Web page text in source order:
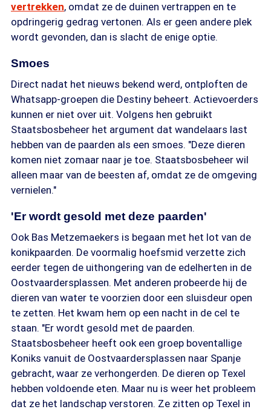
vertrekken, omdat ze de duinen vertrappen en te
opdringerig gedrag vertonen. Als er geen andere plek
wordt gevonden, dan is slacht de enige optie.
Smoes
Direct nadat het nieuws bekend werd, ontploften de
Whatsapp-groepen die Destiny beheert. Actievoerders
kunnen er niet over uit. Volgens hen gebruikt
Staatsbosbeheer het argument dat wandelaars last
hebben van de paarden als een smoes. "Deze dieren
komen niet zomaar naar je toe. Staatsbosbeheer wil
alleen maar van de beesten af, omdat ze de omgeving
vernielen."
'Er wordt gesold met deze paarden'
Ook Bas Metzemaekers is begaan met het lot van de
konikpaarden. De voormalig hoefsmid verzette zich
eerder tegen de uithongering van de edelherten in de
Oostvaardersplassen. Met anderen probeerde hij de
dieren van water te voorzien door een sluisdeur open
te zetten. Het kwam hem op een nacht in de cel te
staan. "Er wordt gesold met de paarden.
Staatsbosbeheer heeft ook een groep boventallige
Koniks vanuit de Oostvaardersplassen naar Spanje
gebracht, waar ze verhongerden. De dieren op Texel
hebben voldoende eten. Maar nu is weer het probleem
dat ze het landschap verstoren. Ze zitten op Texel in